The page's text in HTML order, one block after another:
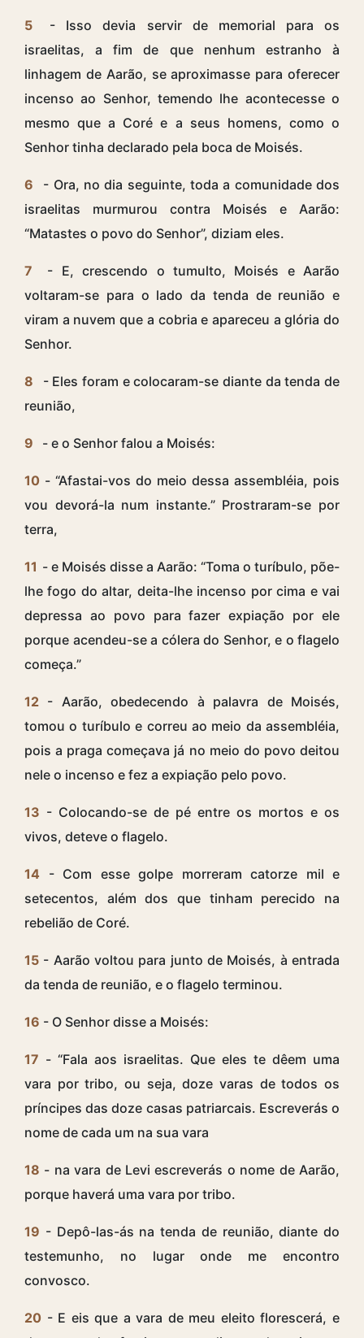
5
- Isso devia servir de memorial para os
israelitas, a fim de que nenhum estranho à
linhagem de Aarão, se aproximasse para oferecer
incenso ao Senhor, temendo lhe acontecesse o
mesmo que a Coré e a seus homens, como o
Senhor tinha declarado pela boca de Moisés.
6
- Ora, no dia seguinte, toda a comunidade dos
israelitas murmurou contra Moisés e Aarão:
“Matastes o povo do Senhor”, diziam eles.
7
- E, crescendo o tumulto, Moisés e Aarão
voltaram-se para o lado da tenda de reunião e
viram a nuvem que a cobria e apareceu a glória do
Senhor.
8
- Eles foram e colocaram-se diante da tenda de
reunião,
9 - e o Senhor falou a Moisés:
10 - “Afastai-vos do meio dessa assembléia, pois
vou devorá-la num instante.” Prostraram-se por
terra,
11 - e Moisés disse a Aarão: “Toma o turíbulo, põe-
lhe fogo do altar, deita-lhe incenso por cima e vai
depressa ao povo para fazer expiação por ele
porque acendeu-se a cólera do Senhor, e o flagelo
começa.”
12 - Aarão, obedecendo à palavra de Moisés,
tomou o turíbulo e correu ao meio da assembléia,
pois a praga começava já no meio do povo deitou
nele o incenso e fez a expiação pelo povo.
13 - Colocando-se de pé entre os mortos e os
vivos, deteve o flagelo.
14 - Com esse golpe morreram catorze mil e
setecentos, além dos que tinham perecido na
rebelião de Coré.
15 - Aarão voltou para junto de Moisés, à entrada
da tenda de reunião, e o flagelo terminou.
16 - O Senhor disse a Moisés:
17 - “Fala aos israelitas. Que eles te dêem uma
vara por tribo, ou seja, doze varas de todos os
príncipes das doze casas patriarcais. Escreverás o
nome de cada um na sua vara
18 - na vara de Levi escreverás o nome de Aarão,
porque haverá uma vara por tribo.
19 - Depô-las-ás na tenda de reunião, diante do
testemunho, no lugar onde me encontro
convosco.
20 - E eis que a vara de meu eleito florescerá, e